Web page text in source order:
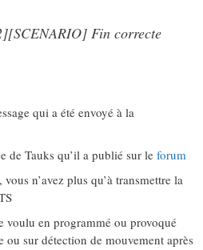
Fin correcte
qui a été envoyé à la
de Tauks qu’il a publié sur le forum
n’avez plus qu’à transmettre la
voulu en programmé ou provoqué
sur détection de mouvement après